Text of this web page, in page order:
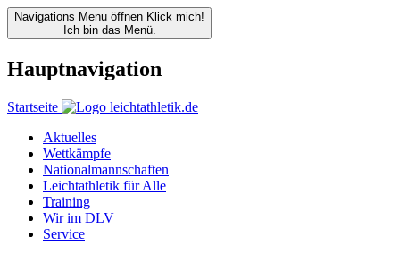
Navigations Menu öffnen Klick mich!
Ich bin das Menü.
Hauptnavigation
Startseite
Aktuelles
Wettkämpfe
Nationalmannschaften
Leichtathletik für Alle
Training
Wir im DLV
Service